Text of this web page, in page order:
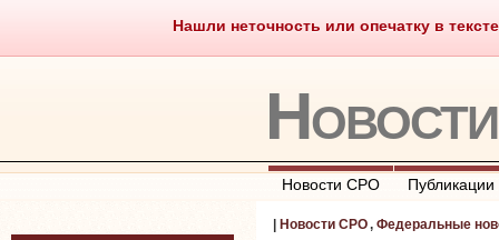
Нашли неточность или опечатку в
Саморегулирование Что
Новости СРО Публикации
Новости СРО, Федеральные